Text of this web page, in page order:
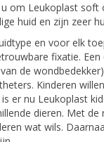
u om Leukoplast soft
huid en zijn zeer
en voor elk
fixatie.
de
Kinderen
er nu Leukoplast
dieren. Met
wat wils.